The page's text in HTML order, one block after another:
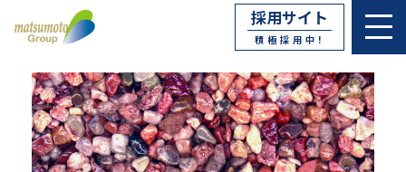
採用サイト
積極採用中!